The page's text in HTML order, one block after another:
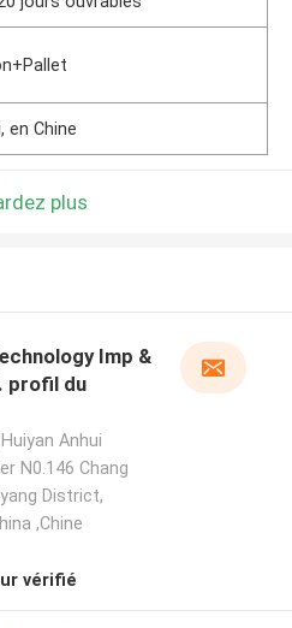
en Chine
plus
Imp &
profil du
Anhui
N0.146 Chang
District,
,Chine
vérifié